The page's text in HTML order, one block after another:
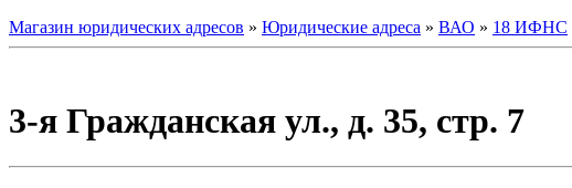
Магазин юридических адресов » Юридические адреса » ВАО » 18 ИФНС
3-я Гражданская ул., д. 35, стр. 7